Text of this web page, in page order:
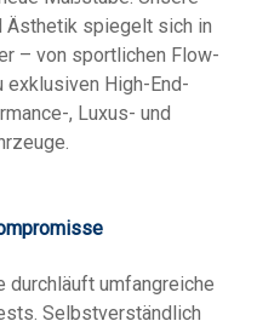
Ästhetik spiegelt sich in
– von sportlichen Flow-
exklusiven High-End-
, Luxus- und
durchläuft umfangreiche
Selbstverständlich